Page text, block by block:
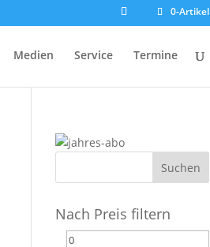
0-Artikel
Medien Service Termine
Nach Preis filtern
Min.